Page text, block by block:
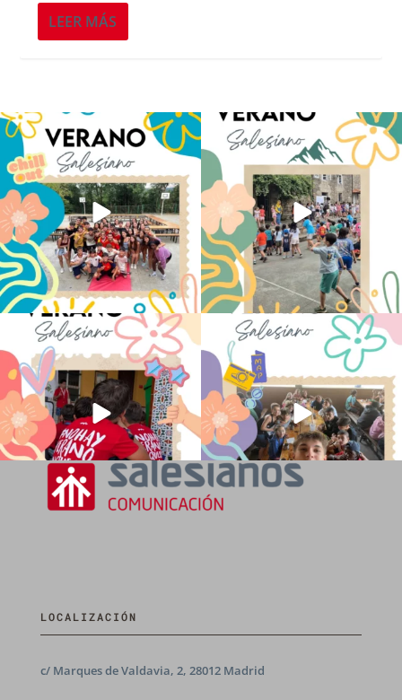
LEER MÁS
Los alumnos de 6º de Primaria, 1º y 2º
de la ESO...
146 2
La diversión y la alegría también se han
sentido...
95 0
No hay verano sin que sea Salesiano ❤️
💫 en Luz 4
...
0
viviendo la alegría en el campamento
...
LOCALIZACIÓN
c/ Marques de Valdavia, 2, 28012 Madrid